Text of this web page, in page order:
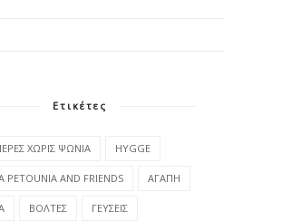
Ετικέτες
ΧΩΡΙΣ ΨΩΝΙΑ HYGGE
PETOUNIA AND FRIENDS ΑΓΑΠΗ
ΒΟΛΤΕΣ ΓΕΥΣΕΙΣ